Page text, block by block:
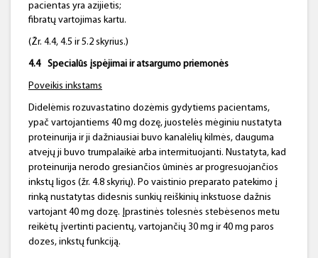
pacientas yra azijietis;
fibratų vartojimas kartu.
(Žr. 4.4, 4.5 ir 5.2 skyrius.)
4.4 Specialūs įspėjimai ir atsargumo priemonės
Poveikis inkstams
Didelėmis rozuvastatino dozėmis gydytiems pacientams,
ypač vartojantiems 40 mg dozę, juostelės mėginiu nustatyta
proteinurija ir ji dažniausiai buvo kanalėlių kilmės, dauguma
atvejų ji buvo trumpalaikė arba intermituojanti. Nustatyta, kad
proteinurija nerodo gresiančios ūminės ar progresuojančios
inkstų ligos (žr. 4.8 skyrių). Po vaistinio preparato patekimo į
rinką nustatytas didesnis sunkių reiškinių inkstuose dažnis
vartojant 40 mg dozę. Įprastinės tolesnės stebėsenos metu
reikėtų įvertinti pacientų, vartojančių 30 mg ir 40 mg paros
dozes, inkstų funkciją.